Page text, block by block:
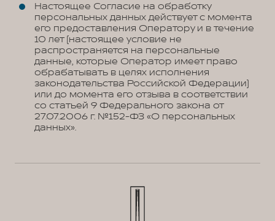
Настоящее Согласие на обработку
персональных данных действует с момента
его предоставления Оператору и в течение
10 лет (настоящее условие не
распространяется на персональные
данные, которые Оператор имеет право
обрабатывать в целях исполнения
законодательства Российской Федерации)
или до момента его отзыва в соответствии
со статьей 9 Федерального закона от
27.07.2006 г. №152-ФЗ «О персональных
данных».